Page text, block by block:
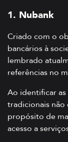
1. Nubank
Criado com o
bancários à
lembrado
referências no
Ao identificar
tradicionais não
propósito de
acesso a